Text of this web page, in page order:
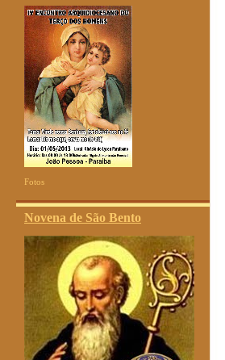
Fotos
Novena de São Bento